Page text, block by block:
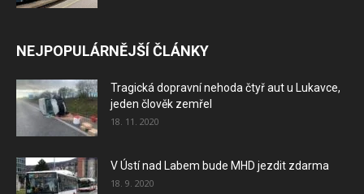
NEJPOPULÁRNĚJŠÍ ČLÁNKY
Tragická dopravní nehoda čtyř aut u Lukavce,
jeden člověk zemřel
18. 11. 2020
V Ústí nad Labem bude MHD jezdit zdarma
18. 9. 2020